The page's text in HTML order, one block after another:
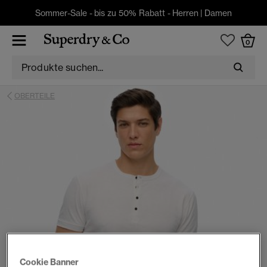
Sommer-Sale - bis zu 50% Rabatt - Herren | Damen
0
OBERTEILE
Cookie Banner